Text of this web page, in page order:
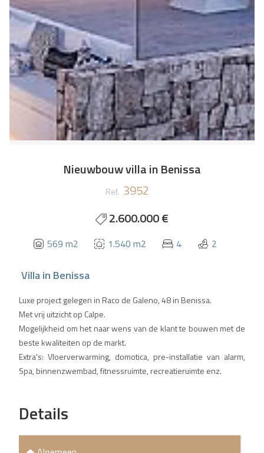
Nieuwbouw villa in Benissa
Ref. 3952
2.600.000 €
569 m2 1.540 m2 4 2
Villain Benissa
Luxe project gelegen in Raco de Galeno, 48 in Benissa.
Met vrij uitzicht op Calpe.
Mogelijkheid om het naar wens van de klant te bouwen met de
beste kwaliteiten op de markt.
Extra's: Vloerverwarming, domotica, pre-installatie van alarm,
Spa, binnenzwembad, fitnessruimte, recreatieruimte enz.
Details